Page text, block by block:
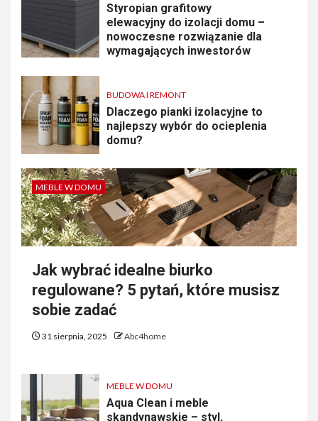
Styropian grafitowy
elewacyjny do izolacji domu –
nowoczesne rozwiązanie dla
wymagających inwestorów
BUDOWA I REMONT
Dlaczego pianki izolacyjne to
najlepszy wybór do ocieplenia
domu?
MEBLE W DOMU
Jak wybrać idealne biurko
regulowane? 5 pytań, które musisz
sobie zadać
31 sierpnia, 2025 Abc4home
MEBLE W DOMU
Aqua Clean i meble
skandynawskie – styl,